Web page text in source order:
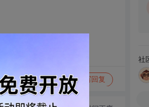
写回复
社